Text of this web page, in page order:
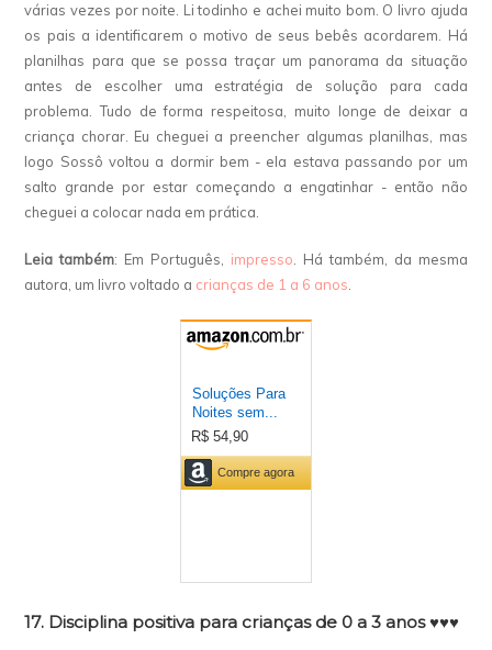
várias vezes por noite. Li todinho e achei muito bom. O livro ajuda
os pais a identificarem o motivo de seus bebês acordarem. Há
planilhas para que se possa traçar um panorama da situação
antes de escolher uma estratégia de solução para cada
problema. Tudo de forma respeitosa, muito longe de deixar a
criança chorar. Eu cheguei a preencher algumas planilhas, mas
logo Sossô voltou a dormir bem - ela estava passando por um
salto grande por estar começando a engatinhar - então não
cheguei a colocar nada em prática.
Leia também: Em Português, impresso . Há também, da mesma
autora, um livro voltado a crianças de 1 a 6 anos
17. Disciplina positiva para crianças de 0 a 3 anos ♥♥♥